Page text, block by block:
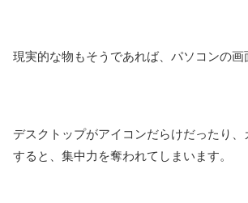
現実的な物もそうであれば、パソコンの画
デスクトップがアイコンだらけだったり、
すると、集中力を奪われてしまいます。